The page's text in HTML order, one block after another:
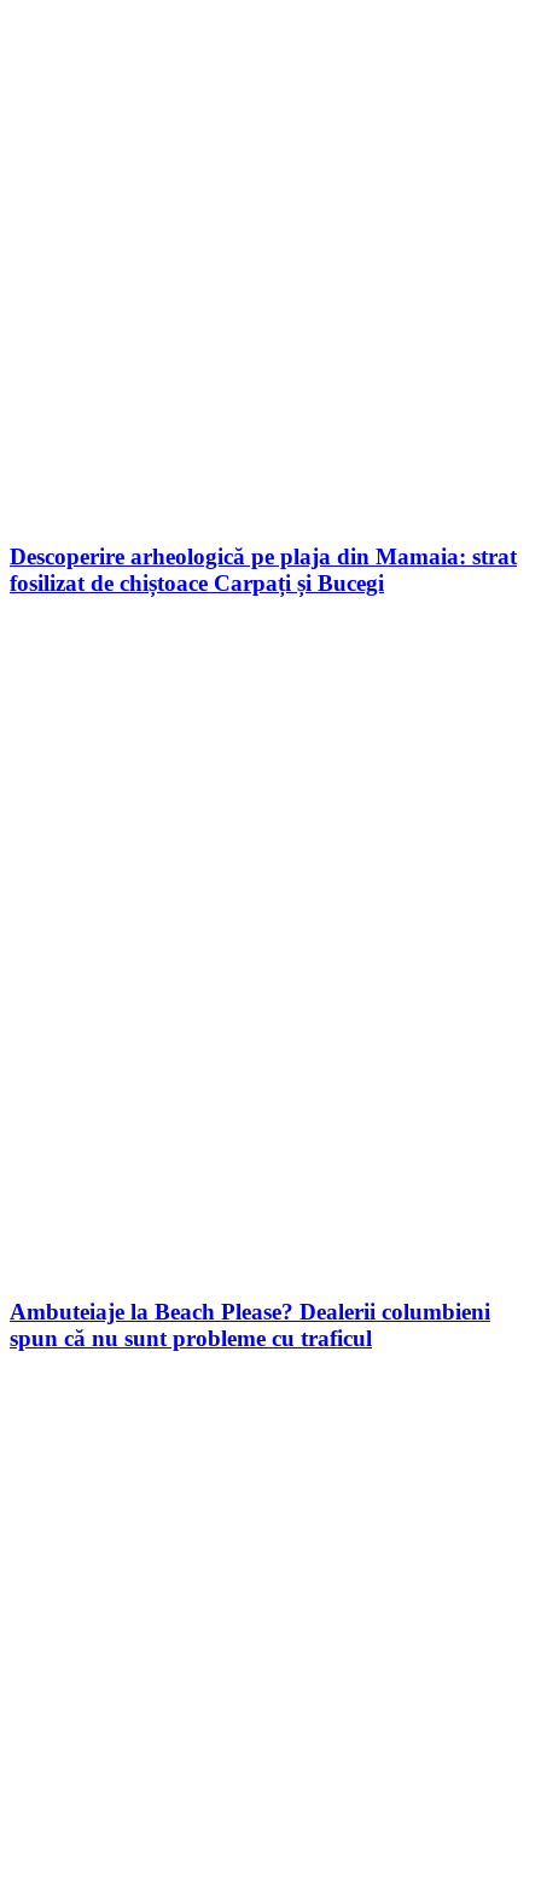
Descoperire arheologică pe plaja din Mamaia: strat
fosilizat de chiștoace Carpați și Bucegi
Ambuteiaje la Beach Please? Dealerii columbieni
spun că nu sunt probleme cu traficul